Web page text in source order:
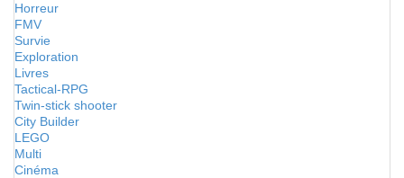
Horreur
FMV
Survie
Exploration
Livres
Tactical-RPG
Twin-stick shooter
City Builder
LEGO
Multi
Cinéma